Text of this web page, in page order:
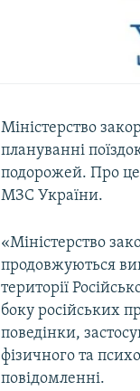
Міністерство
плануванні
подорожей. Про це
МЗС України.
«Міністерство
продовжуються
території
боку російських
поведінки,
фізичного та
повідомленні.